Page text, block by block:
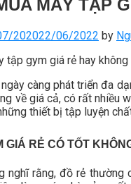
MÁY TẬP
202022/06/2022 by
tập gym giá rẻ hay
càng phát triển đa
về giá cả, có rất nhiều
thiết bị tập luyện
GIÁ RẺ CÓ TỐT
nghĩ rằng, đồ rẻ